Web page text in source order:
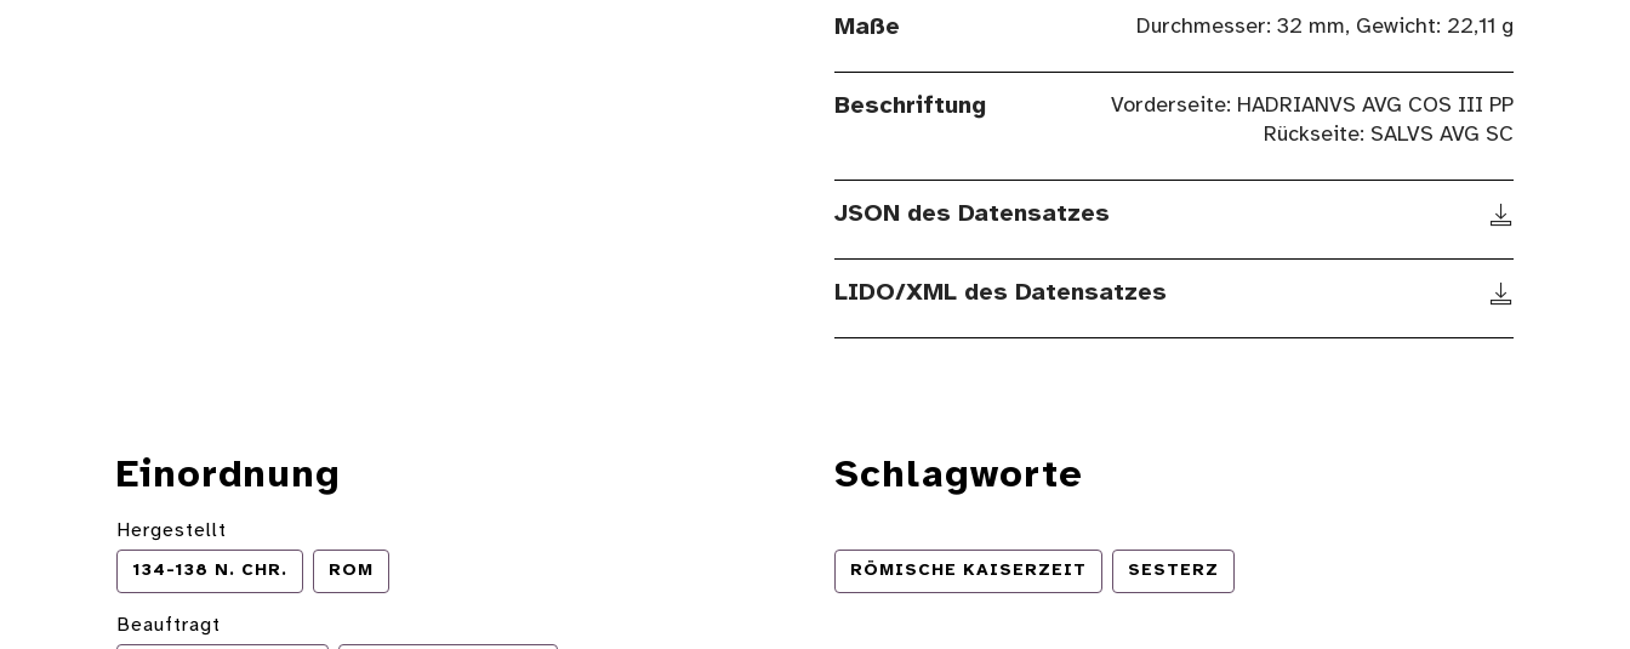
Maße Durchmesser: 32 mm, Gewicht: 22,11 g
Beschriftung
Vorderseite: HADRIANVS AVG COS III PP
Rückseite: SALVS AVG SC
JSON des Datensatzes
LIDO/XML des Datensatzes
Einordnung
Hergestellt
134-138 N. CHR. ROM
Beauftragt
Schlagworte
RÖMISCHE KAISERZEIT SESTERZ